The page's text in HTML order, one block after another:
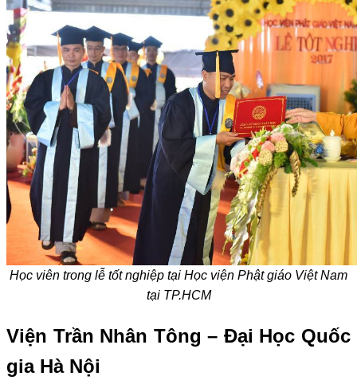
Học viên trong lễ tốt nghiệp tại Học viện Phật giáo Việt Nam
tại TP.HCM
Viện Trần Nhân Tông – Đại Học Quốc
gia Hà Nội